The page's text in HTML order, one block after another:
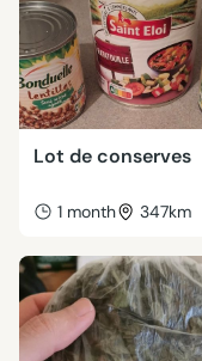
Lot de conserves
1 month 347km